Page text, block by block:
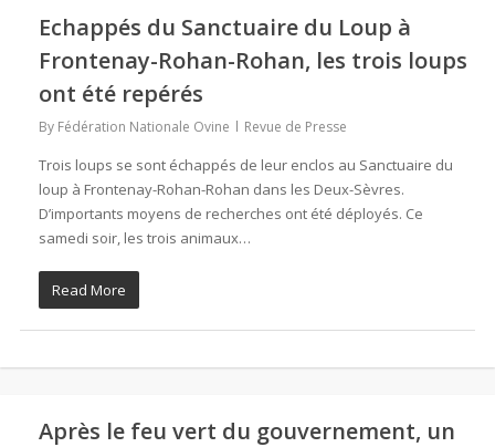
Echappés du Sanctuaire du Loup à
Frontenay-Rohan-Rohan, les trois loups
ont été repérés
By Fédération Nationale Ovine Revue de Presse
Trois loups se sont échappés de leur enclos au Sanctuaire du
loup à Frontenay-Rohan-Rohan dans les Deux-Sèvres.
D’importants moyens de recherches ont été déployés. Ce
samedi soir, les trois animaux…
Read More
Après le feu vert du gouvernement, un